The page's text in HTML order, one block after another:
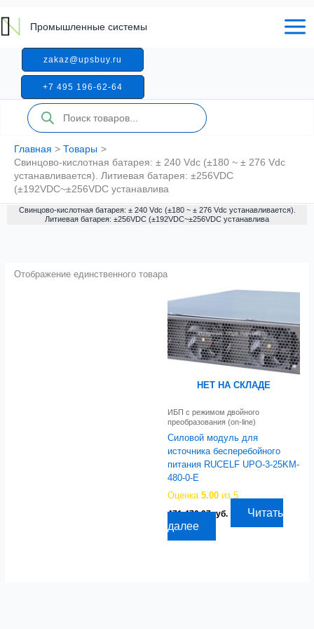
к
содержимому
Промышленные системы
zakaz@upsbuy.ru
+7 495 196-62-64
Поиск
товаров
Главная
Товары
Свинцово-кислотная батарея: ± 240 Vdc (±180 ~ ± 276 Vdc
устанавливается). Литиевая батарея: ±256VDC
(±192VDC~±256VDC устанавлива
Свинцово-кислотная батарея: ± 240 Vdc (±180 ~ ± 276 Vdc устанавливается).
Литиевая батарея: ±256VDC (±192VDC~±256VDC устанавлива
Отображение единственного товара
НЕТ НА СКЛАДЕ
ИБП с режимом двойного
преобразования (on-line)
Силовой модуль для
источника бесперебойного
питания RUCELF UPO-3-25KM-
480-0-E
Оценка5.00 из 5
471 470,97руб.
Читать
далее